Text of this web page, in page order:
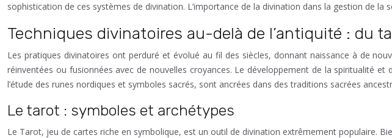
sophistication de ces systèmes de divination. L’importance de la divination dans la gestion de la
Techniques divinatoires au-delà de l’antiquité : du
Les pratiques divinatoires ont perduré et évolué au fil des siècles, donnant naissance à de
réinventées ou fusionnées avec de nouvelles croyances. Le développement de la spiritualité
l’étude des runes nordiques et symboles sacrés, sont ancrées dans des traditions sacrées
Le tarot : symboles et archétypes
Le Tarot, jeu de cartes riche en symbolique, est un outil de divination extrêmement populaire.